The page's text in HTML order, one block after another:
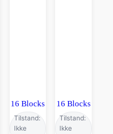
16 Blocks
Tilstand:
Ikke
16 Blocks
Tilstand:
Ikke